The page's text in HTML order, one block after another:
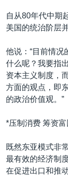
自从80年代中期
美国的统治阶层
他说：“目前情况
什么呢？我要指
资本主义制度，
方面的观点，即
的政治价值观。”
*压制消费 筹资富
既然东亚模式非
最有效的经济制
在促进出口和推